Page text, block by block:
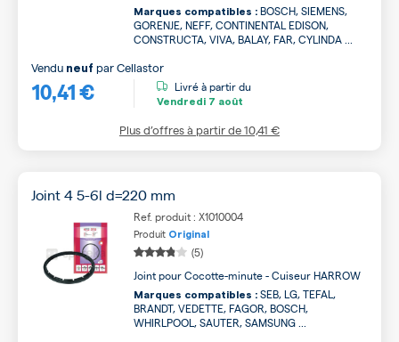
Marques compatibles : BOSCH, SIEMENS,
GORENJE, NEFF, CONTINENTAL EDISON,
CONSTRUCTA, VIVA, BALAY, FAR, CYLINDA ...
10,41 €
Vendu neuf parCellastor
Livré à partir du
Vendredi 7 août
Plus d’offres à partir de10,41 €
Joint 4 5-6l d=220 mm
Ref. produit : X1010004
Produit Original
(5)
Joint pour Cocotte-minute - Cuiseur HARROW
Marques compatibles : SEB, LG, TEFAL,
BRANDT, VEDETTE, FAGOR, BOSCH,
WHIRLPOOL, SAUTER, SAMSUNG ...